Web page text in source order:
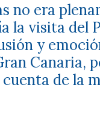
no era
la visita del
y
Canaria,
de la